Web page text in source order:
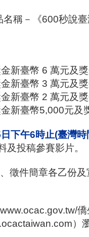
稱－《600秒說
新臺幣 6 萬元及
新臺幣 3 萬元及
新臺幣 2 萬元及
新臺幣5,000元及
下午6時止(臺灣時
及投稿參賽影片。
徵件簡章各乙份
）